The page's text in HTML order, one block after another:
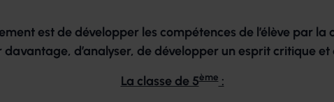
aussi à des actions autour de l’environnement et du
est de développer les compétences de l’élève par
davantage, d’analyser, de développer un esprit critique
La classe de 5ème: